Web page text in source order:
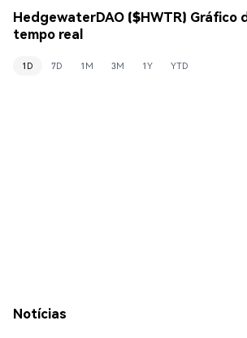
HedgewaterDAO ($HWTR) Gráfico
tempo real
1D 7D 1M 3M 1Y YTD
Notícias